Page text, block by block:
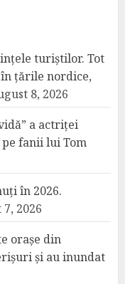
turiștilor. Tot
țările nordice,
8, 2026
a actriței
fanii lui Tom
în 2026.
2026
orașe din
și au inundat